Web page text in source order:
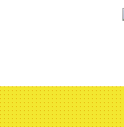
タイムテー